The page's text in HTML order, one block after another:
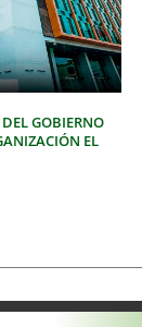
GOBIERNO
EL